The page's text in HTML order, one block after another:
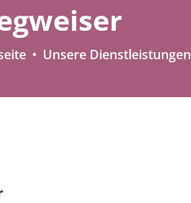
Unsere Dienstleistungen